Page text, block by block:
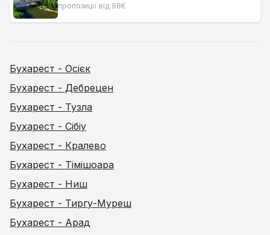
пропозиції від 98€
Бухарест - Осієк
Бухарест - Дебрецен
Бухарест - Тузла
Бухарест - Сібіу
Бухарест - Кралево
Бухарест - Тімішоара
Бухарест - Ниш
Бухарест - Тиргу-Муреш
Бухарест - Арад